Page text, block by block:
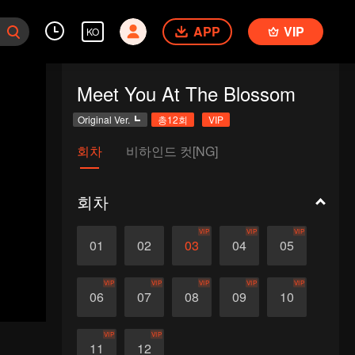
KO APP VIP
Meet You At The Blossom
Original Ver. 총12회 VIP
회차 비하인드 컷[NG]
회차
01 02 03
VIP
04
VIP
05
VIP
06
VIP
07
VIP
08
VIP
09
VIP
10
VIP
11
VIP
12
VIP